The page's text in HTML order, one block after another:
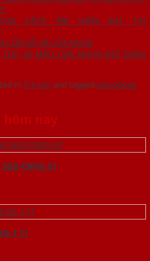
CÁCH ÂM HIỆN ĐẠI TẠI
CỬA GỖ VÀ CỬA NHỰA
30 MẪU CỬA NHỰA ĐẸP SANG
in Tin tứcand tagged cửa phòng
hôm nay
CNVG-57
1.11